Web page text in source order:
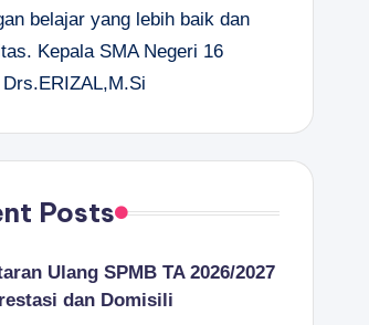
belajar yang lebih baik dan
Kepala SMA Negeri 16
Posts
Ulang SPMB TA 2026/2027
dan Domisili